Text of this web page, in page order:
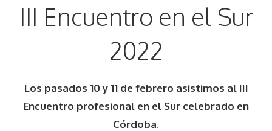
III Encuentro en el Sur
2022
Los pasados 10 y 11 de febrero asistimos al III
Encuentro profesional en el Sur celebrado en
Córdoba.